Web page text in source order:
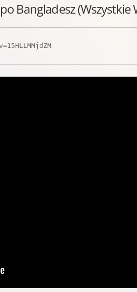
Bangladesz (Wszystkie